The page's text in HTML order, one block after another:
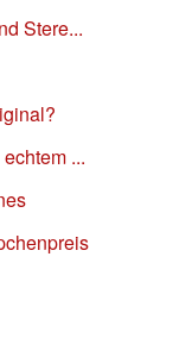
Stere...
...